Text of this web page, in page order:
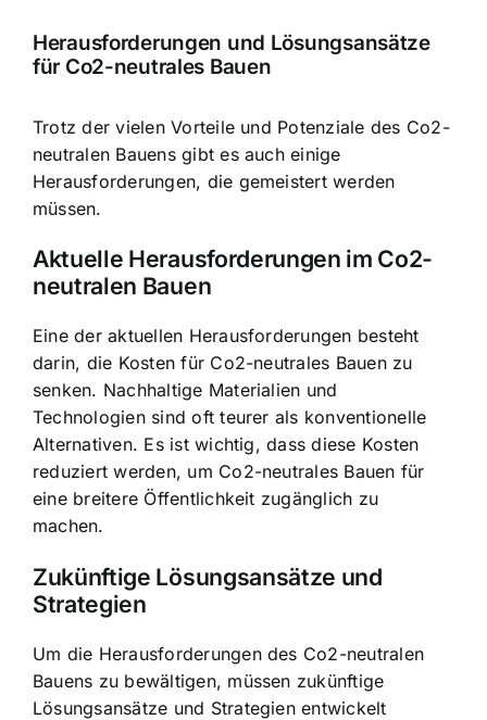
Herausforderungen und Lösungsansätze
für Co2-neutrales Bauen
Trotz der vielen Vorteile und Potenziale des Co2-
neutralen Bauens gibt es auch einige
Herausforderungen, die gemeistert werden
müssen.
Aktuelle Herausforderungen im Co2-
neutralen Bauen
Eine der aktuellen Herausforderungen besteht
darin, die Kosten für Co2-neutrales Bauen zu
senken. Nachhaltige Materialien und
Technologien sind oft teurer als konventionelle
Alternativen. Es ist wichtig, dass diese Kosten
reduziert werden, um Co2-neutrales Bauen für
eine breitere Öffentlichkeit zugänglich zu
machen.
Zukünftige Lösungsansätze und
Strategien
Um die Herausforderungen des Co2-neutralen
Bauens zu bewältigen, müssen zukünftige
Lösungsansätze und Strategien entwickelt